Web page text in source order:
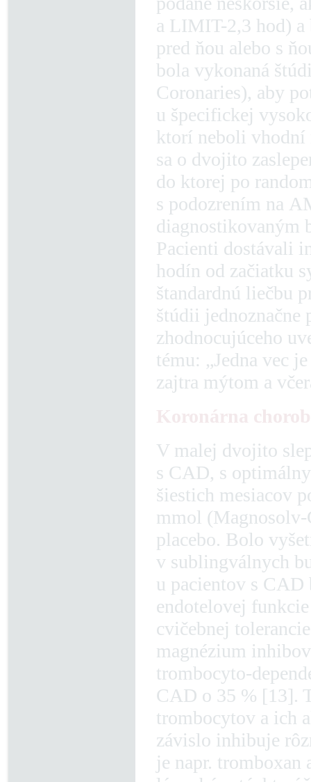
a LIMIT-2,3 hod) a
pred ňou alebo s
bola vykonaná
Coronaries), aby
u špecifickej
ktorí neboli vhodní
sa o dvojito
do ktorej po
s podozrením na
diagnostikovaným
Pacienti dostávali
hodín od začiatku
štandardnú liečbu
štúdii
zhodnocujúceho
tému: „Jedna vec
zajtra mýtom a
V malej dvojito
s CAD, s
šiestich mesiacov
mmol
placebo. Bolo
v sublingválnych
u pacientov s
endotelovej
cvičebnej
magnézium
trombocyto-
CAD o 35 % [13].
trombocytov a ich
závislo inhibuje
je napr.